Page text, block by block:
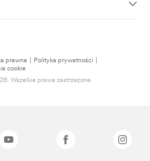
prawna Polityka prywatności
cookie
Wszelkie prawa zastrzeżone.